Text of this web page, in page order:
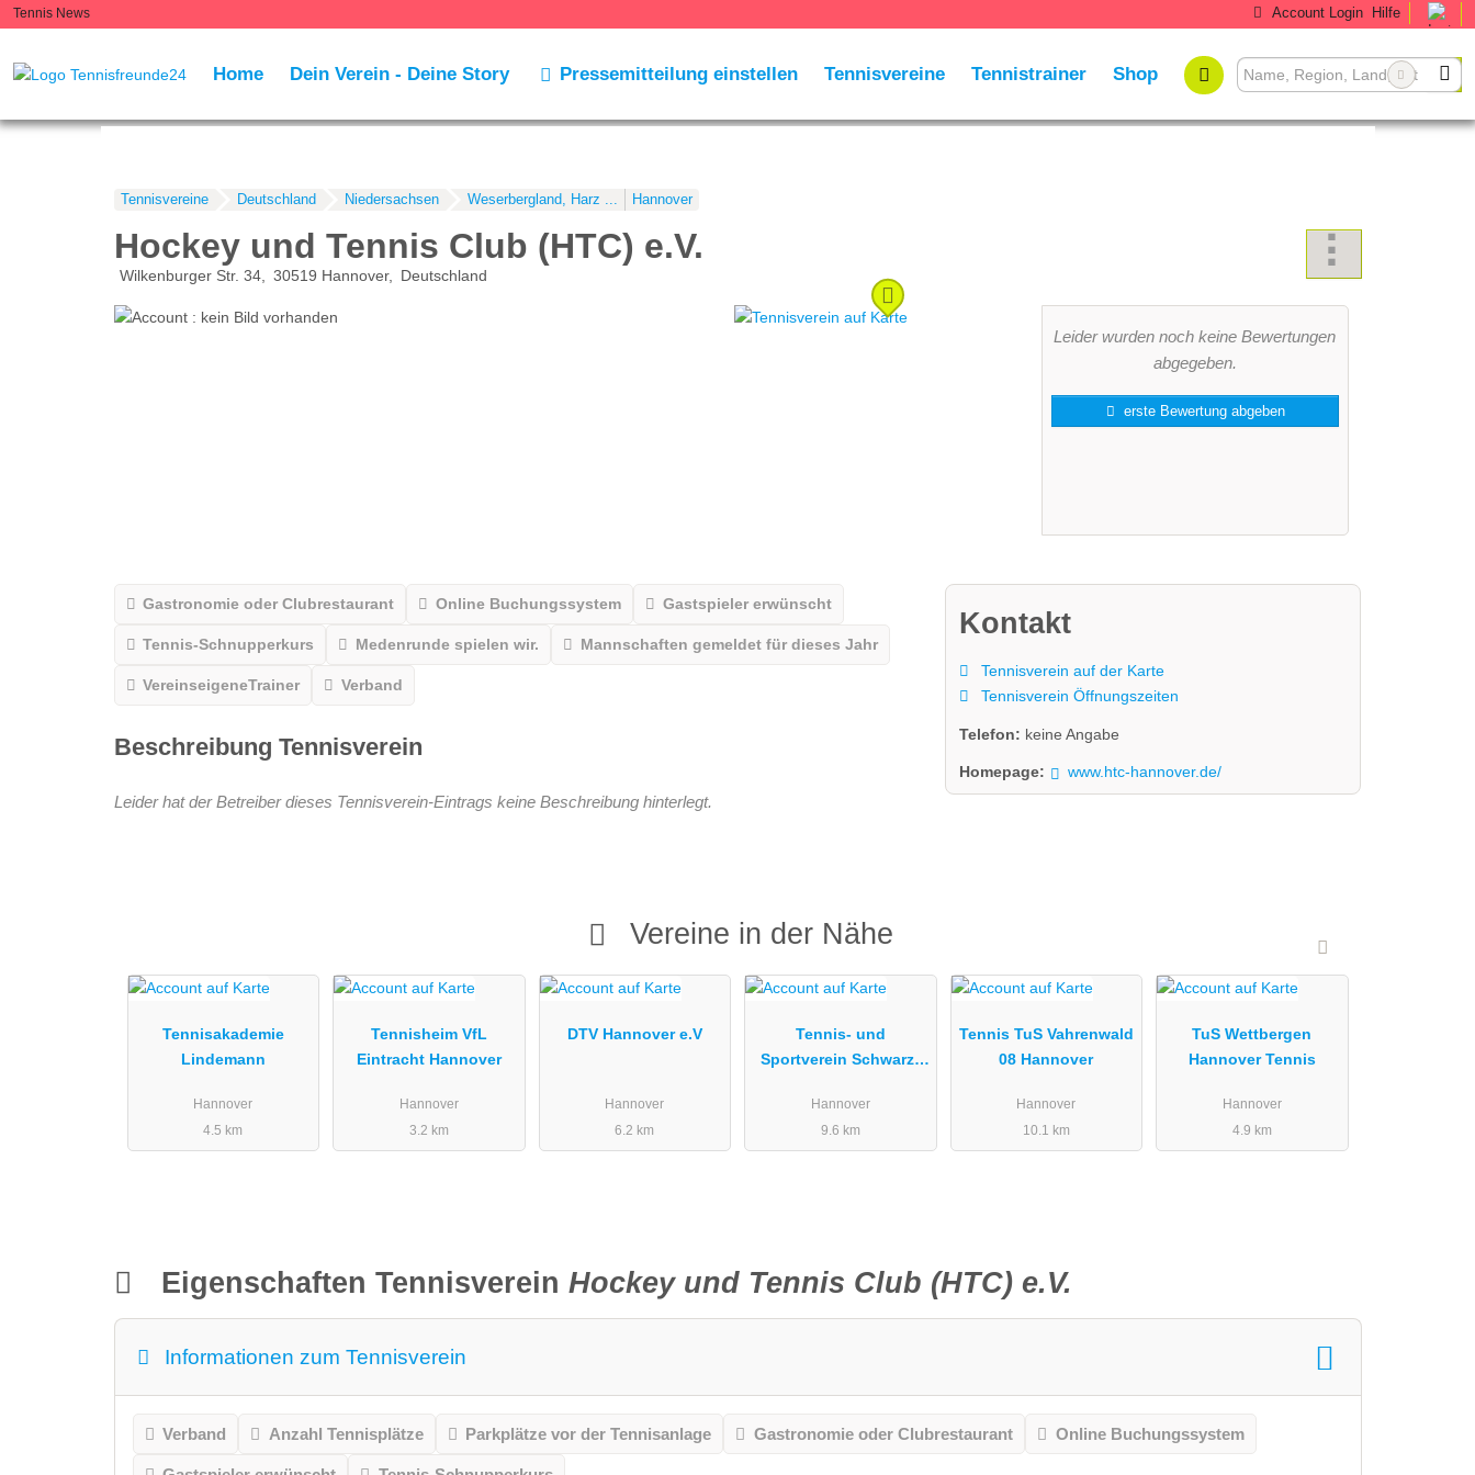
Tennis News Account Login Hilfe
Home Dein Verein - Deine Story Pressemitteilung einstellen Tennisvereine Tennistrainer Shop
Tennisvereine Deutschland Niedersachsen Weserbergland, Harz ... Hannover
Hockey und Tennis Club (HTC) e.V.
Wilkenburger Str. 34 30519 Hannover Deutschland
Leider wurden noch keine Bewertungen
abgegeben.
erste Bewertung abgeben
Gastronomie oder Clubrestaurant Online Buchungssystem Gastspieler erwünscht
Tennis-Schnupperkurs Medenrunde spielen wir. Mannschaften gemeldet für dieses Jahr
VereinseigeneTrainer Verband
Beschreibung Tennisverein
Leider hat der Betreiber dieses Tennisverein-Eintrags keine Beschreibung hinterlegt.
Kontakt
Tennisverein auf der Karte
Tennisverein Öffnungszeiten
Telefon: keine Angabe
Homepage: www.htc-hannover.de/
Vereine in der Nähe
Tennisakademie
Lindemann
Hannover
4.5 km
Tennisheim VfL
Eintracht Hannover
Hannover
3.2 km
DTV Hannover e.V
Hannover
6.2 km
Tennis- und
Sportverein Schwarz-
Hannover
9.6 km
Tennis TuS Vahrenwald
08 Hannover
Hannover
10.1 km
TuS Wettbergen
Hannover Tennis
Hannover
4.9 km
Eigenschaften TennisvereinHockey und Tennis Club (HTC) e.V.
Informationen zum Tennisverein
Verband Anzahl Tennisplätze Parkplätze vor der Tennisanlage Gastronomie oder Clubrestaurant Online Buchungssystem